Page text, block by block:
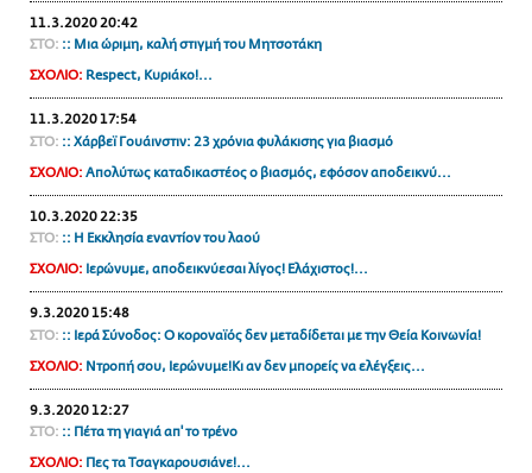
11.3.2020 20:42
ΣΤΟ: :: Μια ώριμη, καλή στιγμή του Μητσοτάκη
ΣΧΟΛΙΟ: Respect, Κυριάκο!...
11.3.2020 17:54
ΣΤΟ: :: Χάρβεϊ Γουάινστιν: 23 χρόνια φυλάκισης για βιασμό
ΣΧΟΛΙΟ: Απολύτως καταδικαστέος ο βιασμός, εφόσον αποδεικνύ...
10.3.2020 22:35
ΣΤΟ: :: Η Εκκλησία εναντίον του λαού
ΣΧΟΛΙΟ: Ιερώνυμε, αποδεικνύεσαι λίγος! Ελάχιστος!...
9.3.2020 15:48
ΣΤΟ: :: Ιερά Σύνοδος: Ο κοροναϊός δεν μεταδίδεται με την Θεία Κοινωνία!
ΣΧΟΛΙΟ: Ντροπή σου, Ιερώνυμε!Κι αν δεν μπορείς να ελέγξεις...
9.3.2020 12:27
ΣΤΟ: :: Πέτα τη γιαγιά απ' το τρένο
ΣΧΟΛΙΟ: Πες τα Τσαγκαρουσιάνε!...